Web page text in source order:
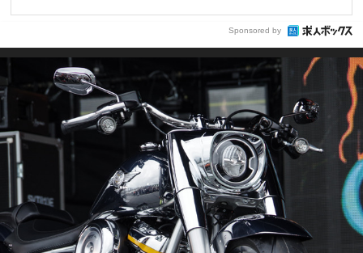
Sponsored by